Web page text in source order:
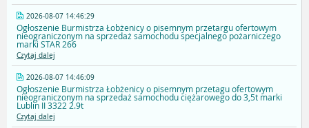
2026-08-07 14:46:29
Ogłoszenie Burmistrza Łobżenicy o pisemnym przetargu ofertowym
nieograniczonym na sprzedaż samochodu specjalnego pożarniczego
marki STAR 266
Czytaj dalej
2026-08-07 14:46:09
Ogłoszenie Burmistrza Łobżenicy o pisemnym przetagu ofertowym
nieograniczonym na sprzedaż samochodu ciężarowego do 3,5t marki
Lublin II 3322 2.9t
Czytaj dalej